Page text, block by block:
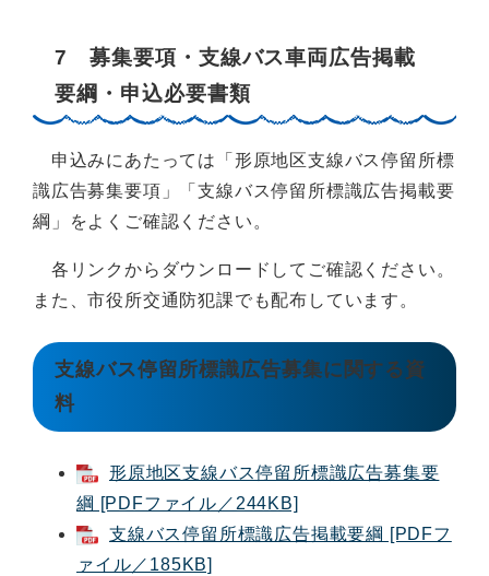
7 募集要項・支線バス車両広告掲載
要綱・申込必要書類
申込みにあたっては「形原地区支線バス停留所標
識広告募集要項」「支線バス停留所標識広告掲載要
綱」をよくご確認ください。
各リンクからダウンロードしてご確認ください。
また、市役所交通防犯課でも配布しています。
支線バス停留所標識広告募集に関する資
料
形原地区支線バス停留所標識広告募集要
綱 [PDFファイル／244KB]
支線バス停留所標識広告掲載要綱 [PDFフ
ァイル／185KB]